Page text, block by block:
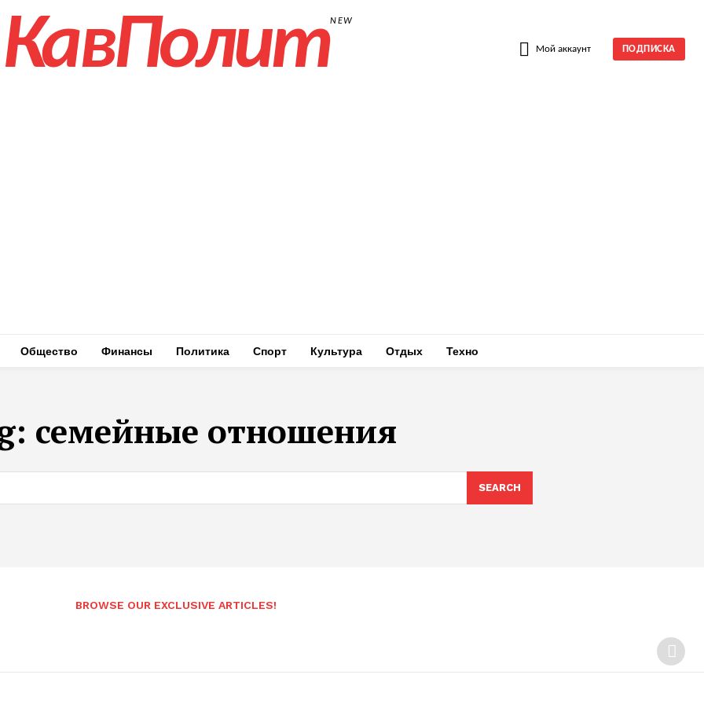
КавПолитNEW
Мой аккаунт ПОДПИСКА
Общество Финансы Политика Спорт Культура Отдых Техно
семейные отношения
SEARCH
BROWSE OUR EXCLUSIVE ARTICLES!